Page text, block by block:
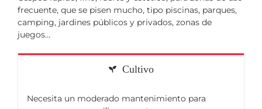
frecuente, que se pisen mucho, tipo piscinas, parques,
camping, jardines públicos y privados, zonas de
juegos…
Cultivo
Necesita un moderado mantenimiento para